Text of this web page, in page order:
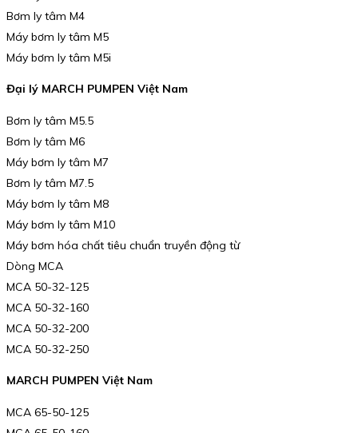
Bơm ly tâm M4
Máy bơm ly tâm M5
Máy bơm ly tâm M5i
Đại lý MARCH PUMPEN Việt Nam
Bơm ly tâm M5.5
Bơm ly tâm M6
Máy bơm ly tâm M7
Bơm ly tâm M7.5
Máy bơm ly tâm M8
Máy bơm ly tâm M10
Máy bơm hóa chất tiêu chuẩn truyền động từ
Dòng MCA
MCA 50-32-125
MCA 50-32-160
MCA 50-32-200
MCA 50-32-250
MARCH PUMPEN Việt Nam
MCA 65-50-125